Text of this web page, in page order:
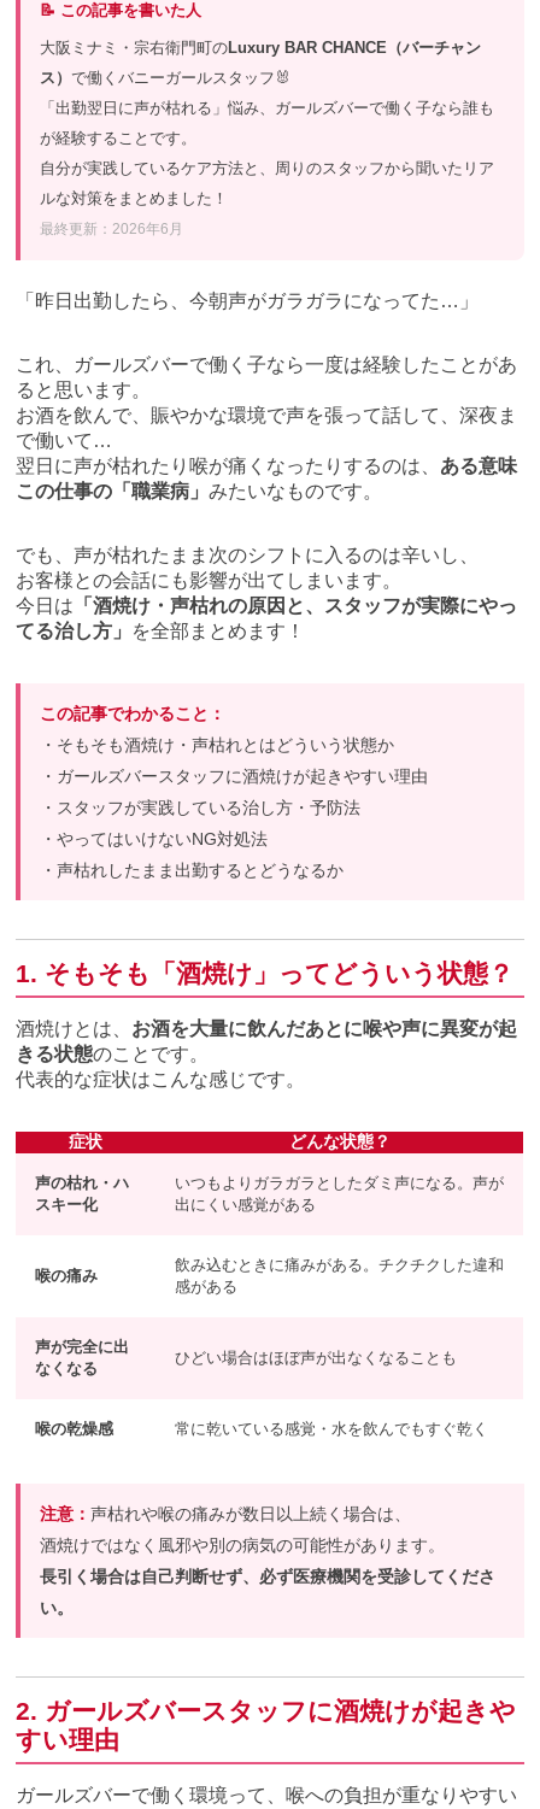
📝 この記事を書いた人
大阪ミナミ・宗右衛門町のLuxury BAR CHANCE（バーチャン
ス）で働くバニーガールスタッフ🐰
「出勤翌日に声が枯れる」悩み、ガールズバーで働く子なら誰も
が経験することです。
自分が実践しているケア方法と、周りのスタッフから聞いたリア
ルな対策をまとめました！
最終更新：2026年6月
「昨日出勤したら、今朝声がガラガラになってた…」
これ、ガールズバーで働く子なら一度は経験したことがあ
ると思います。
お酒を飲んで、賑やかな環境で声を張って話して、深夜ま
で働いて…
翌日に声が枯れたり喉が痛くなったりするのは、 ある意味
この仕事の「職業病」みたいなものです。
でも、声が枯れたまま次のシフトに入るのは辛いし、
お客様との会話にも影響が出てしまいます。
今日は 「酒焼け・声枯れの原因と、スタッフが実際にやっ
てる治し方」 を全部まとめます！
この記事でわかること：
・そもそも酒焼け・声枯れとはどういう状態か
・ガールズバースタッフに酒焼けが起きやすい理由
・スタッフが実践している治し方・予防法
・やってはいけないNG対処法
・声枯れしたまま出勤するとどうなるか
1. そもそも「酒焼け」ってどういう状態？
酒焼けとは、 お酒を大量に飲んだあとに喉や声に異変が起
きる状態のことです。
代表的な症状はこんな感じです。
症状 どんな状態？
声の枯れ・ハ
スキー化
いつもよりガラガラとしたダミ声になる。声が
出にくい感覚がある
喉の痛み
飲み込むときに痛みがある。チクチクした違和
感がある
声が完全に出
なくなる
ひどい場合はほぼ声が出なくなることも
喉の乾燥感 常に乾いている感覚・水を飲んでもすぐ乾く
注意：声枯れや喉の痛みが数日以上続く場合は、
酒焼けではなく風邪や別の病気の可能性があります。
長引く場合は自己判断せず、必ず医療機関を受診してくださ
い。
2. ガールズバースタッフに酒焼けが起きや
すい理由
ガールズバーで働く環境って、喉への負担が重なりやすい